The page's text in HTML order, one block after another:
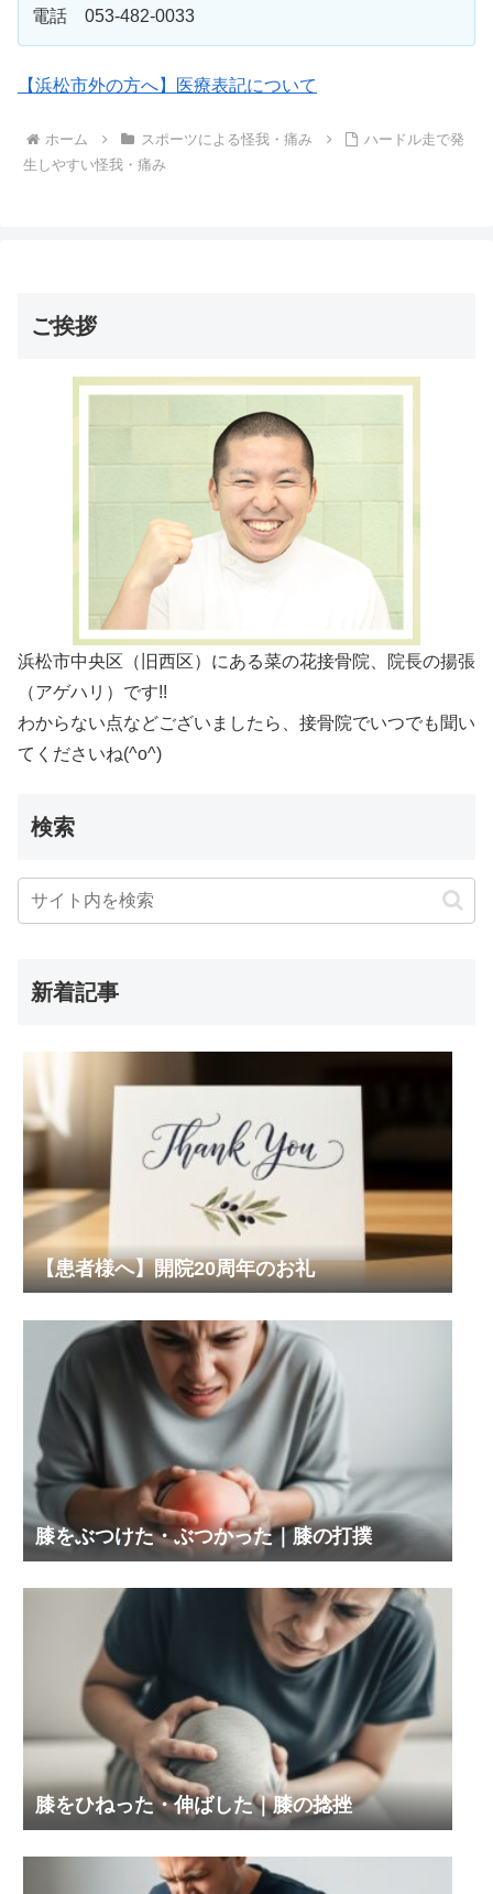
電話 053-482-0033
【浜松市外の方へ】医療表記について
ホーム スポーツによる怪我・痛み
ハードル走で発
生しやすい怪我・痛み
ご挨拶
浜松市中央区（旧西区）にある菜の花接骨院、院長の揚張
（アゲハリ）です!!
わからない点などございましたら、接骨院でいつでも聞い
てくださいね(^o^)
検索
新着記事
【患者様へ】開院20周年のお礼
膝をぶつけた・ぶつかった｜膝の打撲
膝をひねった・伸ばした｜膝の捻挫